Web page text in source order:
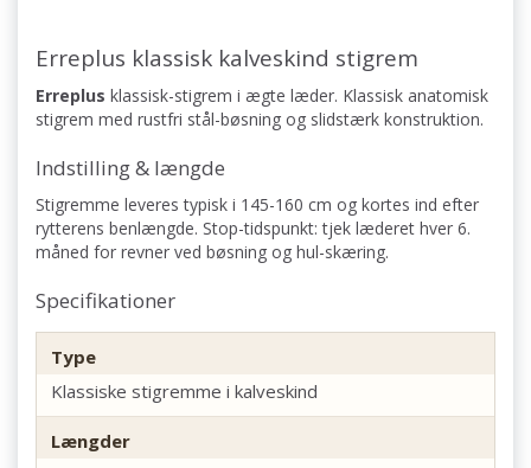
Erreplus klassisk kalveskind stigrem
Erreplus klassisk-stigrem i ægte læder. Klassisk anatomisk
stigrem med rustfri stål-bøsning og slid­stærk konstruktion.
Indstilling & længde
Stigremme leveres typisk i 145-160 cm og kortes ind efter
rytterens benlængde. Stop-tidspunkt: tjek læderet hver 6.
måned for revner ved bøsning og hul-skæring.
Specifikationer
Type
Klassiske stigremme i kalveskind
Længder